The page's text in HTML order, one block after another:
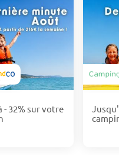
- 32% sur votre